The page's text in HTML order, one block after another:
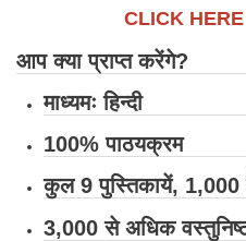
CLICK
आप क्या प्राप्त करेंगे?
माध्यमः हिन्दी
100% पाठयक्रम
कुल 9 पुस्तिकायें, 1,000
3,000 से अधिक